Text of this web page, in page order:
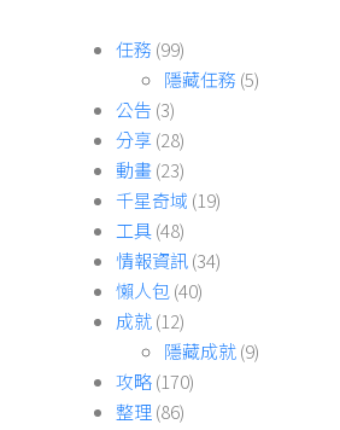
任務 (99)
隱藏任務 (5)
公告 (3)
分享(28)
動畫(23)
千星奇域 (19)
工具(48)
情報資訊(34)
懶人包(40)
成就(12)
隱藏成就(9)
攻略(170)
整理(86)